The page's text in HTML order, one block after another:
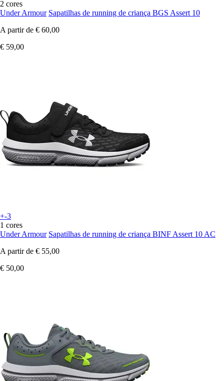
2 cores
Under Armour Sapatilhas de running de criança BGS Assert 10
A partir de € 60,00
€ 59,00
+-3
1 cores
Under Armour Sapatilhas de running de criança BINF Assert 10 AC
A partir de € 55,00
€ 50,00